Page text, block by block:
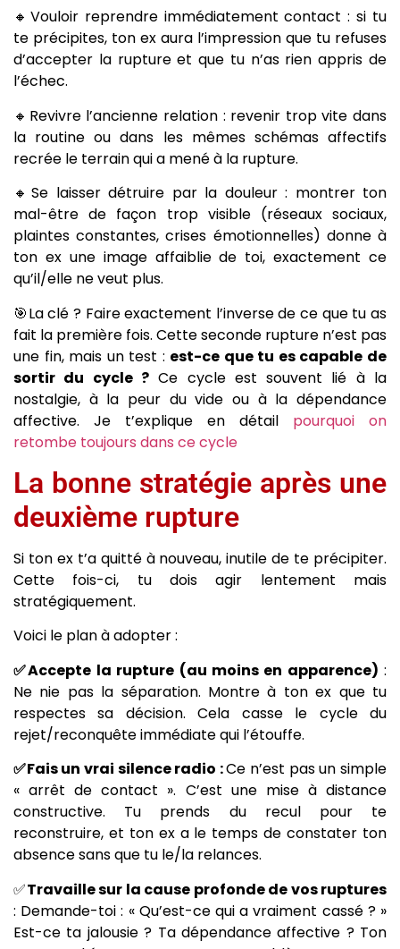
🔸Vouloir reprendre immédiatement contact : si tu
te précipites, ton ex aura l’impression que tu refuses
d’accepter la rupture et que tu n’as rien appris de
l’échec.
🔸Revivre l’ancienne relation : revenir trop vite dans
la routine ou dans les mêmes schémas affectifs
recrée le terrain qui a mené à la rupture.
🔸Se laisser détruire par la douleur : montrer ton
mal-être de façon trop visible (réseaux sociaux,
plaintes constantes, crises émotionnelles) donne à
ton ex une image affaiblie de toi, exactement ce
qu’il/elle ne veut plus.
🎯La clé ? Faire exactement l’inverse de ce que tu as
fait la première fois. Cette seconde rupture n’est pas
une fin, mais un test : est-ce que tu es capable de
sortir du cycle ?Ce cycle est souvent lié à la
nostalgie, à la peur du vide ou à la dépendance
affective. Je t’explique en détail pourquoi on
retombe toujours dans ce cycle
La bonne stratégie après une
deuxième rupture
Si ton ex t’a quitté à nouveau, inutile de te précipiter.
Cette fois-ci, tu dois agir lentement mais
stratégiquement.
Voici le plan à adopter :
✅Accepte la rupture (au moins en apparence) :
Ne nie pas la séparation. Montre à ton ex que tu
respectes sa décision. Cela casse le cycle du
rejet/reconquête immédiate qui l’étouffe.
✅Fais un vrai silence radio :Ce n’est pas un simple
« arrêt de contact ». C’est une mise à distance
constructive. Tu prends du recul pour te
reconstruire, et ton ex a le temps de constater ton
absence sans que tu le/la relances.
✅Travaille sur la cause profonde de vos ruptures
: Demande-toi : « Qu’est-ce qui a vraiment cassé ? »
Est-ce ta jalousie ? Ta dépendance affective ? Ton